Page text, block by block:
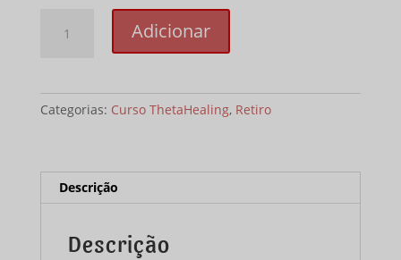
ThetaHealing®
Portugal
Adicionar
Categorias: Curso ThetaHealing, Retiro
Descrição
Descrição